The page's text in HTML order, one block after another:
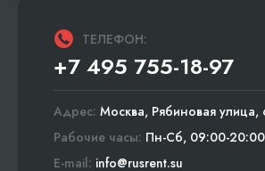
ТЕЛЕФОН:
+7 495 755-18-97
Адрес: Москва, Рябиновая улица,
Рабочие часы: Пн-Сб, 09:00-20:00
E-mail: info@rusrent.su